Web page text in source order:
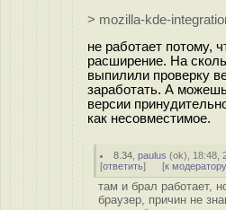
> mozilla-kde-
не работает потому,
расширение. На
выпилили проверку
заработать. А
версии
как несовместимое.
8.34 ,paulus (ok), 18:48,
[ответить] [к модератору
там и брал работает,
браузер, причин не